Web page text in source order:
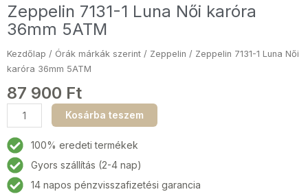
Zeppelin 7131-1 Luna Női karóra
36mm 5ATM
Kezdőlap / Órák márkák szerint / Zeppelin / Zeppelin 7131-1 Luna Női
karóra 36mm 5ATM
87 900 Ft
Zeppelin
7131-
1
Luna
Női
karóra
Kosárba teszem
100% eredeti termékek
Gyors szállítás (2-4 nap)
14 napos pénzvisszafizetési garancia